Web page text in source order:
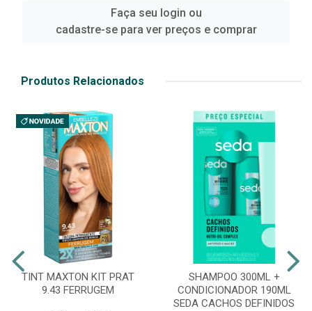
Faça seu login ou
cadastre-se para ver preços e comprar
Produtos Relacionados
TINT MAXTON KIT PRAT
9.43 FERRUGEM
SHAMPOO 300ML +
CONDICIONADOR 190ML
SEDA CACHOS DEFINIDOS